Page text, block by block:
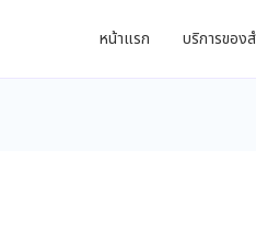
หน้าแรก บริการของ